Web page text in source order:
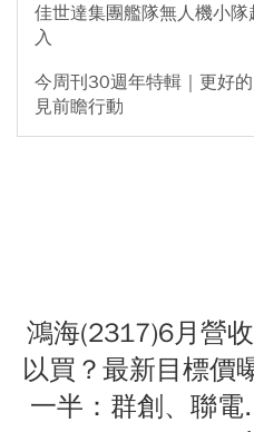
佳世達集團艦隊無人機小
入
今周刊30週年特輯｜更好
見前瞻行動
鴻海(2317)6月營
以買？最新目標價
一半：群創、聯